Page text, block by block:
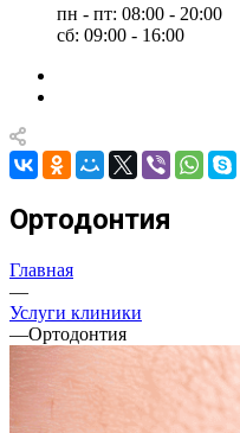
пн - пт: 08:00 - 20:00
сб: 09:00 - 16:00
Ортодонтия
Главная
—
Услуги клиники
—Ортодонтия